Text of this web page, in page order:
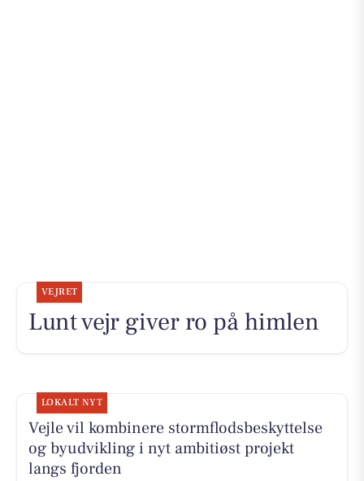
VEJRET
Lunt vejr giver ro på himlen
LOKALT NYT
Vejle vil kombinere stormflodsbeskyttelse
og byudvikling i nyt ambitiøst projekt
langs fjorden